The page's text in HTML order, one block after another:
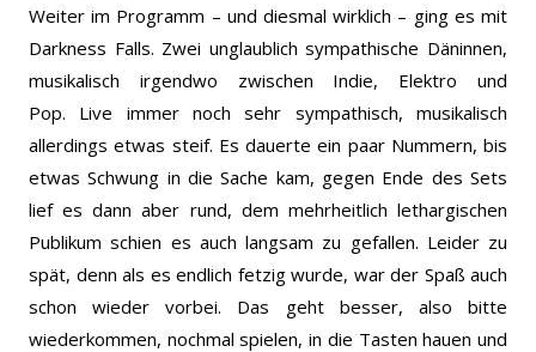
Weiter im Programm – und diesmal wirklich – ging es mit
Darkness Falls. Zwei unglaublich sympathische Däninnen,
musikalisch irgendwo zwischen Indie, Elektro und
Pop. Live immer noch sehr sympathisch, musikalisch
allerdings etwas steif. Es dauerte ein paar Nummern, bis
etwas Schwung in die Sache kam, gegen Ende des Sets
lief es dann aber rund, dem mehrheitlich lethargischen
Publikum schien es auch langsam zu gefallen. Leider zu
spät, denn als es endlich fetzig wurde, war der Spaß auch
schon wieder vorbei. Das geht besser, also bitte
wiederkommen, nochmal spielen, in die Tasten hauen und